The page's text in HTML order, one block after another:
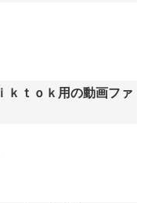
ｋｔｏｋ用の動画ファ